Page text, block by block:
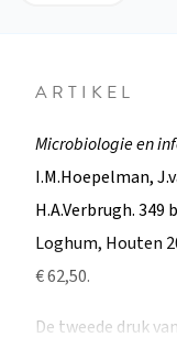
ARTIKEL
Microbiologie en
I.M.Hoepelman,
H.A.Verbrugh.
Loghum, Houten
€ 62,50.
De tweede druk